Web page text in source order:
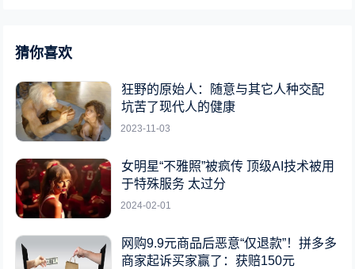
猜你喜欢
狂野的原始人：随意与其它人种交配
坑苦了现代人的健康
2023-11-03
女明星“不雅照”被疯传 顶级AI技术被用
于特殊服务 太过分
2024-02-01
网购9.9元商品后恶意“仅退款”！拼多多
商家起诉买家赢了：获赔150元